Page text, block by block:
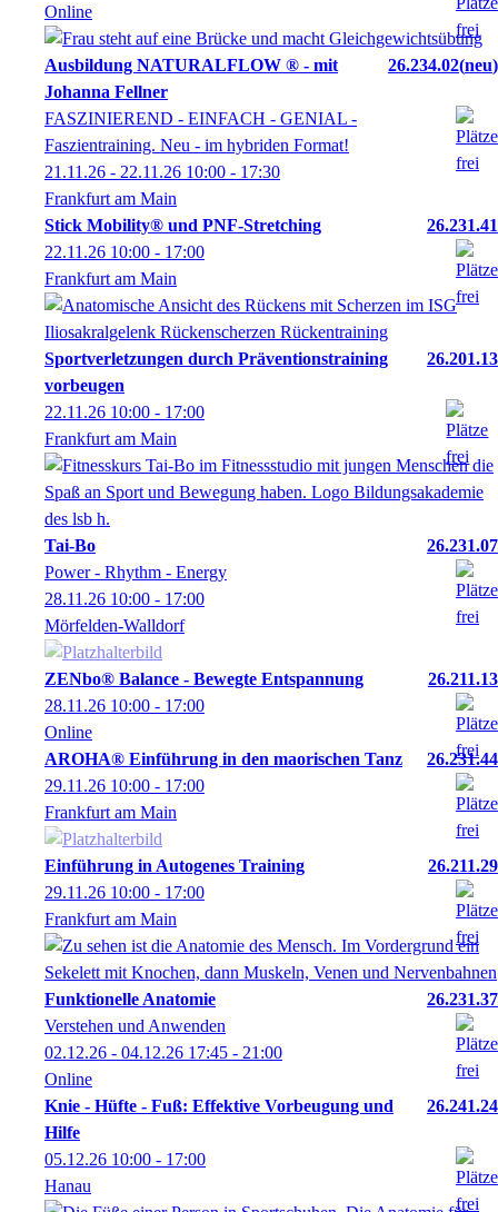
Online
Ausbildung NATURALFLOW ® - mit
Johanna Fellner
26.234.02 neu
FASZINIEREND - EINFACH - GENIAL -
Faszientraining. Neu - im hybriden Format!
21.11.26 - 22.11.26 10:00 - 17:30
Frankfurt am Main
Stick Mobility® und PNF-Stretching
26.231.41
22.11.26 10:00 - 17:00
Frankfurt am Main
Sportverletzungen durch Präventionstraining
vorbeugen
26.201.13
22.11.26 10:00 - 17:00
Frankfurt am Main
Tai-Bo
26.231.07
Power - Rhythm - Energy
28.11.26 10:00 - 17:00
Mörfelden-Walldorf
ZENbo® Balance - Bewegte Entspannung
26.211.13
28.11.26 10:00 - 17:00
Online
AROHA® Einführung in den maorischen Tanz
26.231.44
29.11.26 10:00 - 17:00
Frankfurt am Main
Einführung in Autogenes Training
26.211.29
29.11.26 10:00 - 17:00
Frankfurt am Main
Funktionelle Anatomie
26.231.37
Verstehen und Anwenden
02.12.26 - 04.12.26 17:45 - 21:00
Online
Knie - Hüfte - Fuß: Effektive Vorbeugung und
Hilfe
26.241.24
05.12.26 10:00 - 17:00
Hanau